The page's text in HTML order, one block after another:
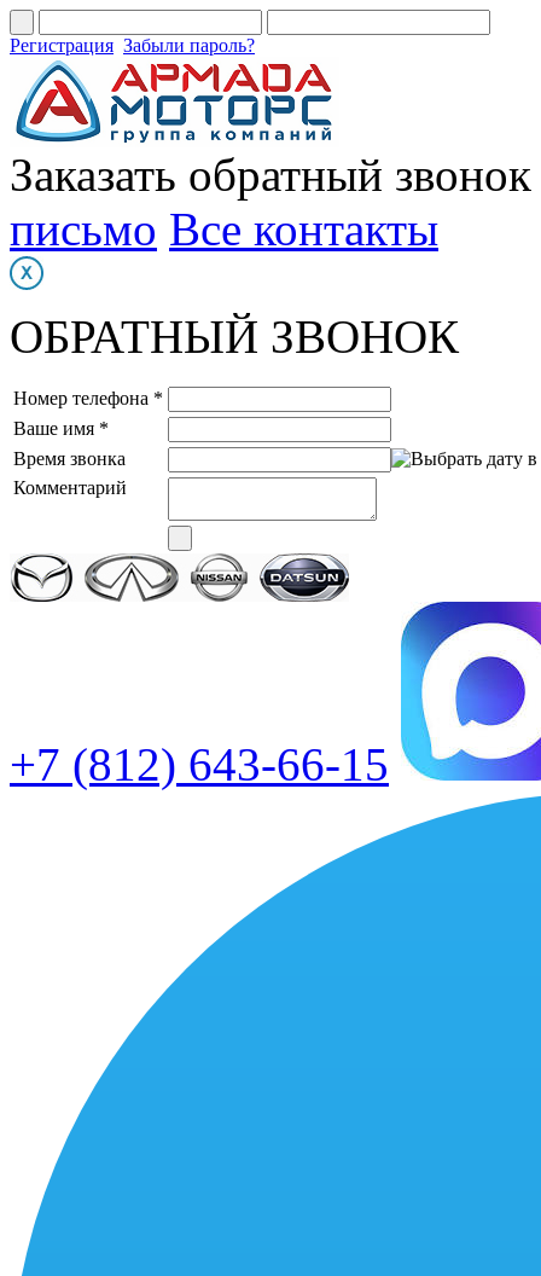
Регистрация Забыли пароль?
Заказать обратный звонок
письмо Все контакты
ОБРАТНЫЙ ЗВОНОК
Номер телефона *
Ваше имя *
Время звонка
Комментарий
+7 (812) 643-66-15